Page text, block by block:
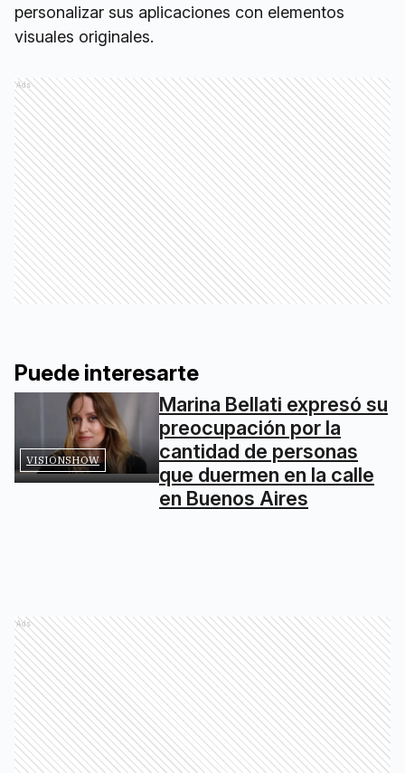
personalizar sus aplicaciones con elementos
visuales originales.
Ads
Puede interesarte
VISIONSHOW
Marina Bellati expresó su
preocupación por la
cantidad de personas
que duermen en la calle
en Buenos Aires
Ads